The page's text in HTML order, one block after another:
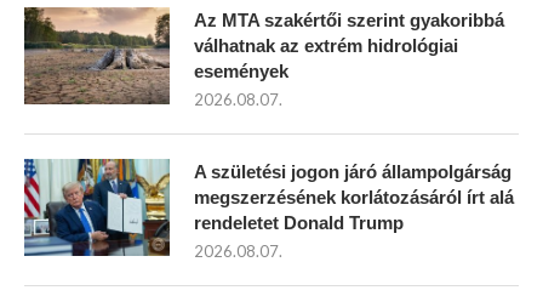
Az MTA szakértői szerint gyakoribbá
válhatnak az extrém hidrológiai
események
2026.08.07.
A születési jogon járó állampolgárság
megszerzésének korlátozásáról írt alá
rendeletet Donald Trump
2026.08.07.